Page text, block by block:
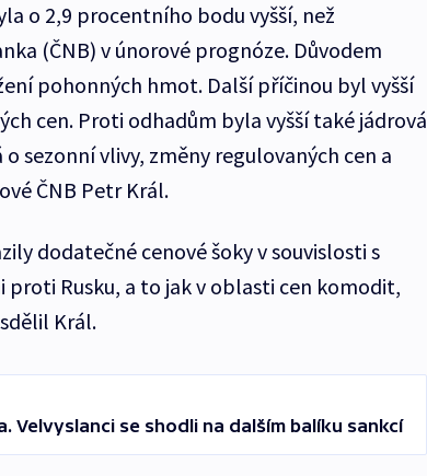
o 2,9 procentního bodu vyšší, než
(ČNB) v únorové prognóze. Důvodem
pohonných hmot. Další příčinou byl vyšší
cen. Proti odhadům byla vyšší také jádrová
sezonní vlivy, změny regulovaných cen a
ČNB Petr Král.
dodatečné cenové šoky v souvislosti s
proti Rusku, a to jak v oblasti cen komodit,
Král.
Velvyslanci se shodli na dalším balíku sankcí